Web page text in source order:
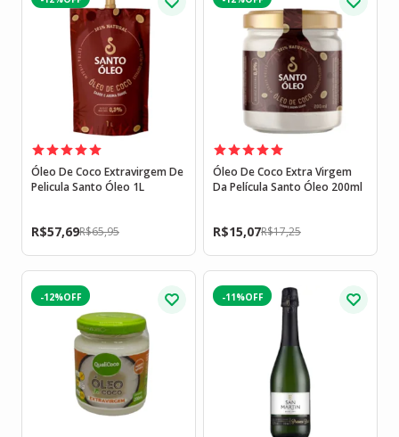
Óleo De Coco Extravirgem De
Pelicula Santo Óleo 1L
R$65,95
R$57,69
Óleo De Coco Extra Virgem
Da Película Santo Óleo 200ml
R$17,25
R$15,07
-12% -11%